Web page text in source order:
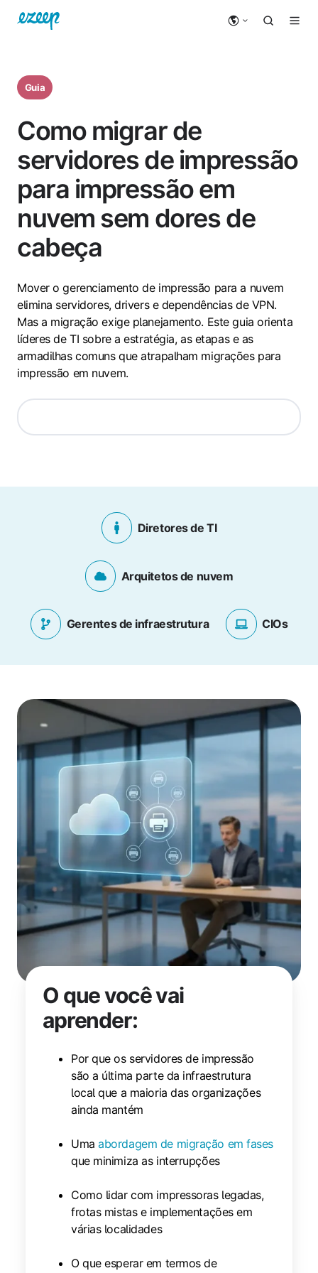
Guia
Como migrar de
servidores de impressão
para impressão em
nuvem sem dores de
cabeça
Mover o gerenciamento de impressão para a nuvem
elimina servidores, drivers e dependências de VPN.
Mas a migração exige planejamento. Este guia orienta
líderes de TI sobre a estratégia, as etapas e as
armadilhas comuns que atrapalham migrações para
impressão em nuvem.
Diretores de TI
Arquitetos de nuvem
Gerentes de infraestrutura CIOs
O que você vai
aprender:
Por que os servidores de impressão
são a última parte da infraestrutura
local que a maioria das organizações
ainda mantém
Umaabordagem de migração em fases
que minimiza as interrupções
Como lidar com impressoras legadas,
frotas mistas e implementações em
várias localidades
O que esperar em termos de